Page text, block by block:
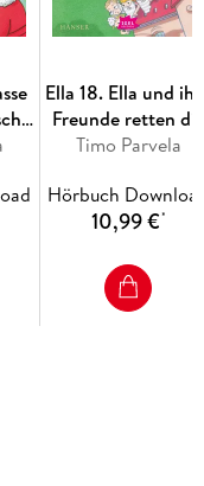
Ella 18. Ella und
Freunde retten die
Schule
Timo Parvela
Hörbuch
10,99 €*